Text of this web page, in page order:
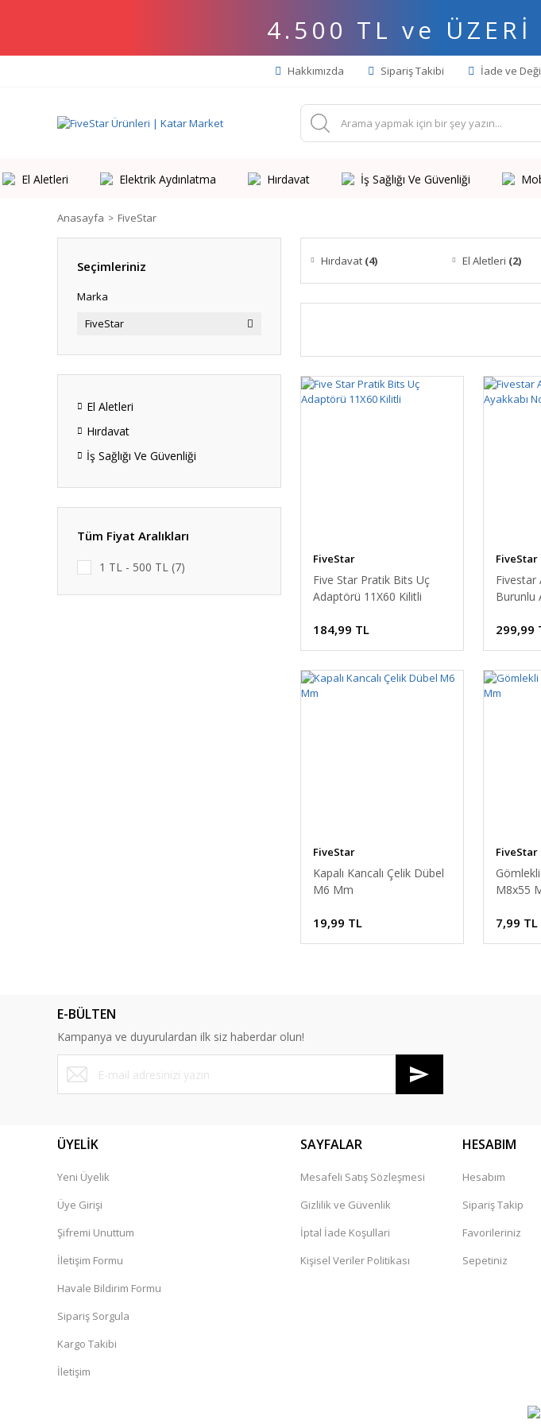
4.500 TL ve ÜZERİ
Hakkımızda Sipariş Takibi İade ve
El Aletleri Elektrik Aydınlatma Hırdavat İş Sağlığı Ve Güvenliği
Anasayfa FiveStar
Seçimleriniz
Marka
FiveStar
El Aletleri
Hırdavat
İş Sağlığı Ve Güvenliği
Tüm Fiyat Aralıkları
1 TL - 500 TL (7)
Hırdavat (4) El Aletleri (2)
FiveStar
Five Star Pratik Bits Uç
Adaptörü 11X60 Kilitli
184,99 TL
FiveStar
Fivestar
Burunlu
299,99
FiveStar
Kapalı Kancalı Çelik Dübel
M6 Mm
19,99 TL
FiveStar
M8x55
7,99 TL
E-BÜLTEN
Kampanya ve duyurulardan ilk siz haberdar olun!
ÜYELİK
Yeni Üyelik
Üye Girişi
Şifremi Unuttum
İletişim Formu
Havale Bildirim Formu
Sipariş Sorgula
Kargo Takibi
İletişim
SAYFALAR
Mesafeli Satış Sözleşmesi
Gizlilik ve Güvenlik
İptal İade Koşullari
Kişisel Veriler Politikası
HESABIM
Hesabım
Sipariş Takip
Favorileriniz
Sepetiniz